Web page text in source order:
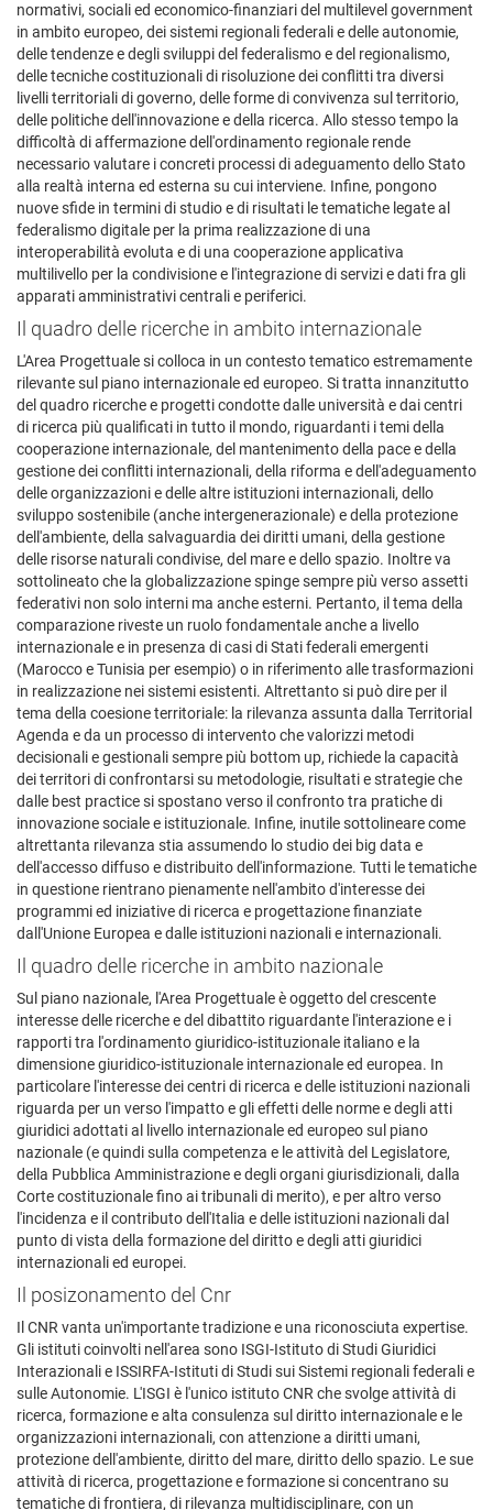
normativi, sociali ed economico-finanziari del multilevel government
in ambito europeo, dei sistemi regionali federali e delle autonomie,
delle tendenze e degli sviluppi del federalismo e del regionalismo,
delle tecniche costituzionali di risoluzione dei conflitti tra diversi
livelli territoriali di governo, delle forme di convivenza sul territorio,
delle politiche dell'innovazione e della ricerca. Allo stesso tempo la
difficoltà di affermazione dell'ordinamento regionale rende
necessario valutare i concreti processi di adeguamento dello Stato
alla realtà interna ed esterna su cui interviene. Infine, pongono
nuove sfide in termini di studio e di risultati le tematiche legate al
federalismo digitale per la prima realizzazione di una
interoperabilità evoluta e di una cooperazione applicativa
multilivello per la condivisione e l'integrazione di servizi e dati fra gli
apparati amministrativi centrali e periferici.
Il quadro delle ricerche in ambito internazionale
L'Area Progettuale si colloca in un contesto tematico estremamente
rilevante sul piano internazionale ed europeo. Si tratta innanzitutto
del quadro ricerche e progetti condotte dalle università e dai centri
di ricerca più qualificati in tutto il mondo, riguardanti i temi della
cooperazione internazionale, del mantenimento della pace e della
gestione dei conflitti internazionali, della riforma e dell'adeguamento
delle organizzazioni e delle altre istituzioni internazionali, dello
sviluppo sostenibile (anche intergenerazionale) e della protezione
dell'ambiente, della salvaguardia dei diritti umani, della gestione
delle risorse naturali condivise, del mare e dello spazio. Inoltre va
sottolineato che la globalizzazione spinge sempre più verso assetti
federativi non solo interni ma anche esterni. Pertanto, il tema della
comparazione riveste un ruolo fondamentale anche a livello
internazionale e in presenza di casi di Stati federali emergenti
(Marocco e Tunisia per esempio) o in riferimento alle trasformazioni
in realizzazione nei sistemi esistenti. Altrettanto si può dire per il
tema della coesione territoriale: la rilevanza assunta dalla Territorial
Agenda e da un processo di intervento che valorizzi metodi
decisionali e gestionali sempre più bottom up, richiede la capacità
dei territori di confrontarsi su metodologie, risultati e strategie che
dalle best practice si spostano verso il confronto tra pratiche di
innovazione sociale e istituzionale. Infine, inutile sottolineare come
altrettanta rilevanza stia assumendo lo studio dei big data e
dell'accesso diffuso e distribuito dell'informazione. Tutti le tematiche
in questione rientrano pienamente nell'ambito d'interesse dei
programmi ed iniziative di ricerca e progettazione finanziate
dall'Unione Europea e dalle istituzioni nazionali e internazionali.
Il quadro delle ricerche in ambito nazionale
Sul piano nazionale, l'Area Progettuale è oggetto del crescente
interesse delle ricerche e del dibattito riguardante l'interazione e i
rapporti tra l'ordinamento giuridico-istituzionale italiano e la
dimensione giuridico-istituzionale internazionale ed europea. In
particolare l'interesse dei centri di ricerca e delle istituzioni nazionali
riguarda per un verso l'impatto e gli effetti delle norme e degli atti
giuridici adottati al livello internazionale ed europeo sul piano
nazionale (e quindi sulla competenza e le attività del Legislatore,
della Pubblica Amministrazione e degli organi giurisdizionali, dalla
Corte costituzionale fino ai tribunali di merito), e per altro verso
l'incidenza e il contributo dell'Italia e delle istituzioni nazionali dal
punto di vista della formazione del diritto e degli atti giuridici
internazionali ed europei.
Il posizonamento del Cnr
Il CNR vanta un'importante tradizione e una riconosciuta expertise.
Gli istituti coinvolti nell'area sono ISGI-Istituto di Studi Giuridici
Interazionali e ISSIRFA-Istituti di Studi sui Sistemi regionali federali e
sulle Autonomie. L'ISGI è l'unico istituto CNR che svolge attività di
ricerca, formazione e alta consulenza sul diritto internazionale e le
organizzazioni internazionali, con attenzione a diritti umani,
protezione dell'ambiente, diritto del mare, diritto dello spazio. Le sue
attività di ricerca, progettazione e formazione si concentrano su
tematiche di frontiera, di rilevanza multidisciplinare, con un